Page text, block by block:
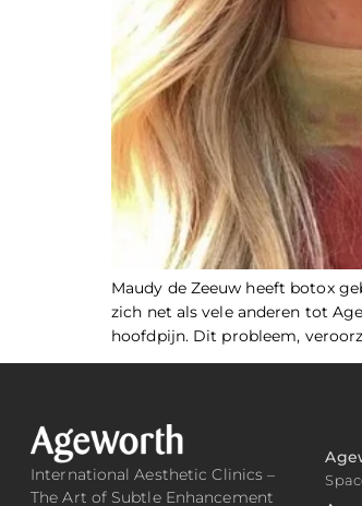
Maudy de Zeeuw heeft botox
zich net als vele anderen tot
hoofdpijn. Dit probleem,
International Aesthetic Clinics –
The Art of Subtle Enhancement